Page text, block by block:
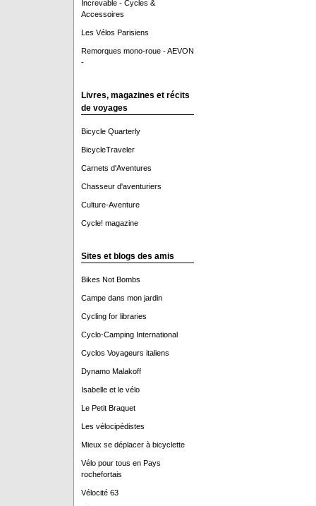
Increvable - Cycles &
Accessoires
Les Vélos Parisiens
Remorques mono-roue - AEVON
-
Livres, magazines et récits
de voyages
Bicycle Quarterly
BicycleTraveler
Carnets d'Aventures
Chasseur d'aventuriers
Culture-Aventure
Cycle! magazine
Sites et blogs des amis
Bikes Not Bombs
Campe dans mon jardin
Cycling for libraries
Cyclo-Camping International
Cyclos Voyageurs italiens
Dynamo Malakoff
Isabelle et le vélo
Le Petit Braquet
Les vélocipédistes
Mieux se déplacer à bicyclette
Vélo pour tous en Pays
rochefortais
Vélocité 63